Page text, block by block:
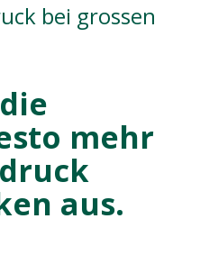
bei grossen
mehr
aus.